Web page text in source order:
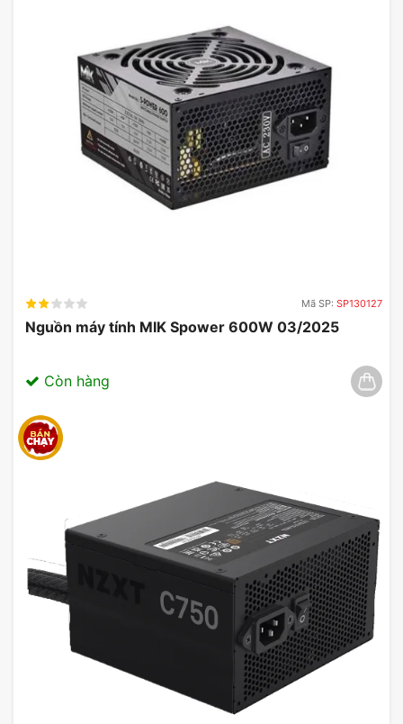
Mã SP: SP130127
Nguồn máy tính MIK Spower 600W 03/2025
Còn hàng